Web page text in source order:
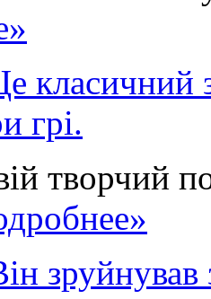
класичний
грі.
творчий